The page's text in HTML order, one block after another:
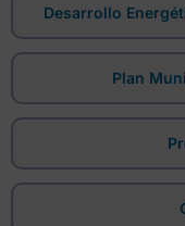
Desarrollo
Plan